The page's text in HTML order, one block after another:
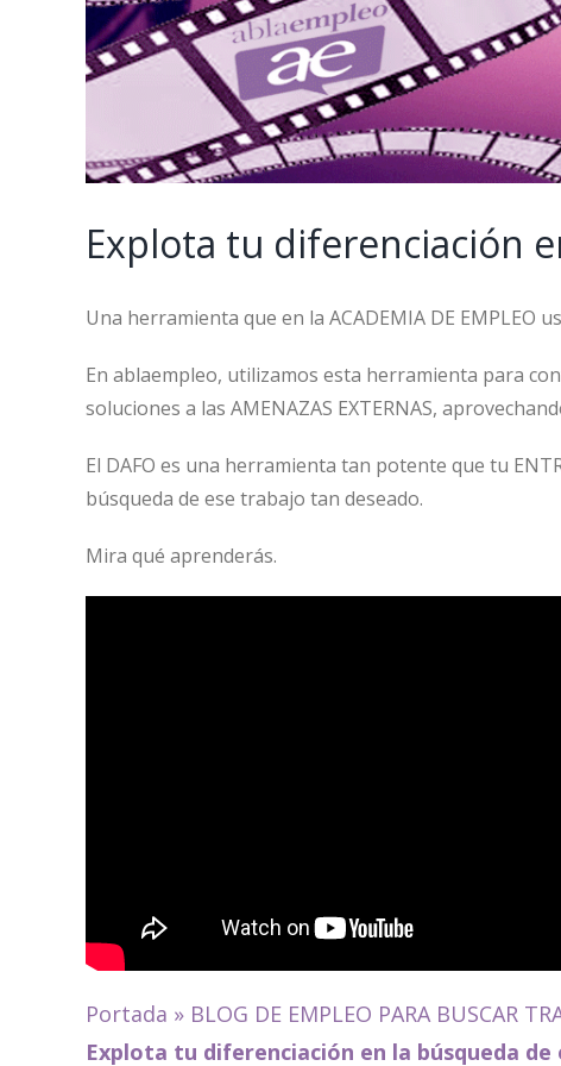
Explota tu diferenciación
Una herramienta que en la ACADEMIA DE EMPLEO
En ablaempleo, utilizamos esta herramienta para
soluciones a las AMENAZAS EXTERNAS,
El DAFO es una herramienta tan potente que tu
búsqueda de ese trabajo tan deseado.
Mira qué aprenderás.
Portada » BLOG DE EMPLEO PARA BUSCAR
Explota tu diferenciación en la búsqueda de